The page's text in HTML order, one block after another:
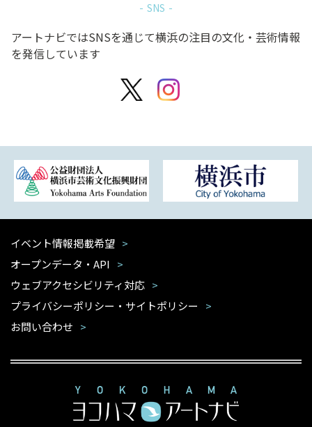
SNS
アートナビではSNSを通じて横浜の注目の文化・芸術情報
を発信しています
イベント情報掲載希望
オープンデータ・API
ウェブアクセシビリティ対応
プライバシーポリシー・サイトポリシー
お問い合わせ